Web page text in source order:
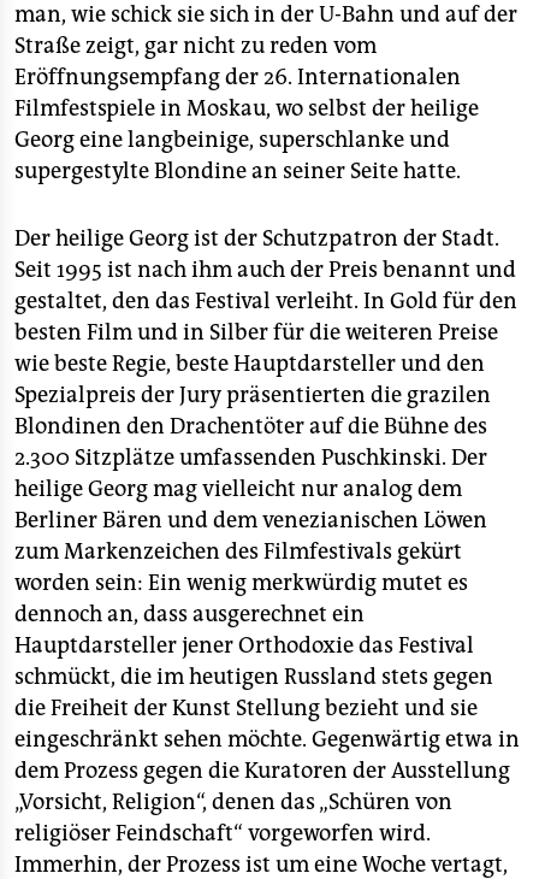
man, wie schick sie sich in der U-Bahn und auf der
Straße zeigt, gar nicht zu reden vom
Eröffnungsempfang der 26. Internationalen
Filmfestspiele in Moskau, wo selbst der heilige
Georg eine langbeinige, superschlanke und
supergestylte Blondine an seiner Seite hatte.
Der heilige Georg ist der Schutzpatron der Stadt.
Seit 1995 ist nach ihm auch der Preis benannt und
gestaltet, den das Festival verleiht. In Gold für den
besten Film und in Silber für die weiteren Preise
wie beste Regie, beste Hauptdarsteller und den
Spezialpreis der Jury präsentierten die grazilen
Blondinen den Drachentöter auf die Bühne des
2.300 Sitzplätze umfassenden Puschkinski. Der
heilige Georg mag vielleicht nur analog dem
Berliner Bären und dem venezianischen Löwen
zum Markenzeichen des Filmfestivals gekürt
worden sein: Ein wenig merkwürdig mutet es
dennoch an, dass ausgerechnet ein
Hauptdarsteller jener Orthodoxie das Festival
schmückt, die im heutigen Russland stets gegen
die Freiheit der Kunst Stellung bezieht und sie
eingeschränkt sehen möchte. Gegenwärtig etwa in
dem Prozess gegen die Kuratoren der Ausstellung
„Vorsicht, Religion“, denen das „Schüren von
religiöser Feindschaft“ vorgeworfen wird.
Immerhin, der Prozess ist um eine Woche vertagt,